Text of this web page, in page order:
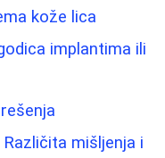
kože lica
implantima ili
mišljenja i